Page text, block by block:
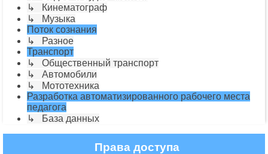
↳ Кинематограф
↳ Музыка
Поток сознания
↳ Разное
Транспорт
↳ Общественный транспорт
↳ Автомобили
↳ Мототехника
Разработка автоматизированного рабочего места
педагога
↳ База данных
Права доступа